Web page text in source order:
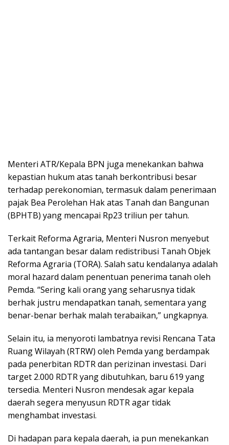
Menteri ATR/Kepala BPN juga menekankan bahwa
kepastian hukum atas tanah berkontribusi besar
terhadap perekonomian, termasuk dalam penerimaan
pajak Bea Perolehan Hak atas Tanah dan Bangunan
(BPHTB) yang mencapai Rp23 triliun per tahun.
Terkait Reforma Agraria, Menteri Nusron menyebut
ada tantangan besar dalam redistribusi Tanah Objek
Reforma Agraria (TORA). Salah satu kendalanya adalah
moral hazard dalam penentuan penerima tanah oleh
Pemda. “Sering kali orang yang seharusnya tidak
berhak justru mendapatkan tanah, sementara yang
benar-benar berhak malah terabaikan,” ungkapnya.
Selain itu, ia menyoroti lambatnya revisi Rencana Tata
Ruang Wilayah (RTRW) oleh Pemda yang berdampak
pada penerbitan RDTR dan perizinan investasi. Dari
target 2.000 RDTR yang dibutuhkan, baru 619 yang
tersedia. Menteri Nusron mendesak agar kepala
daerah segera menyusun RDTR agar tidak
menghambat investasi.
Di hadapan para kepala daerah, ia pun menekankan